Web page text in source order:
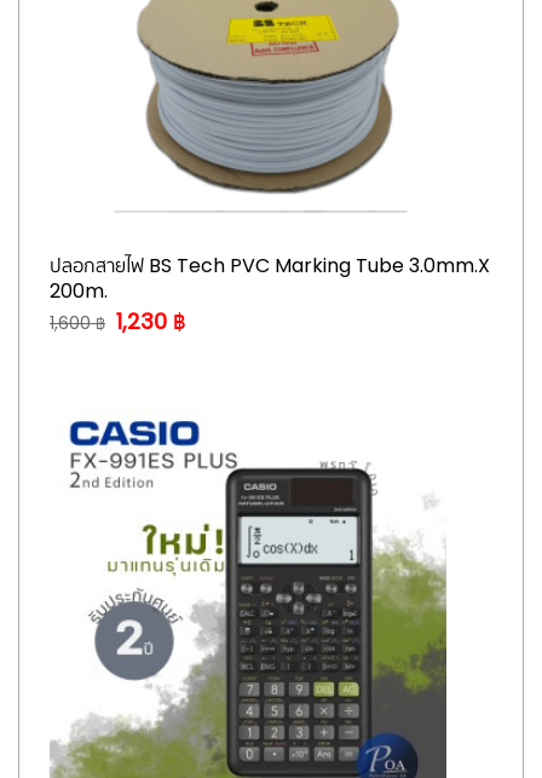
ปลอกสายไฟ BS Tech PVC Marking Tube 3.0mm.x
200m.
1,600 ฿ 1,230 ฿